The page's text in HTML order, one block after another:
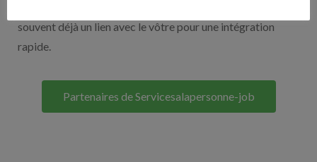
souvent déjà un lien avec le vôtre pour une intégration
rapide.
Partenaires de Servicesalapersonne-job